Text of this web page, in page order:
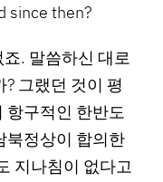
since then?
. 말씀하신 대로
그랬던 것이 평
항구적인 한반도
북정상이 합의한
지나침이 없다고